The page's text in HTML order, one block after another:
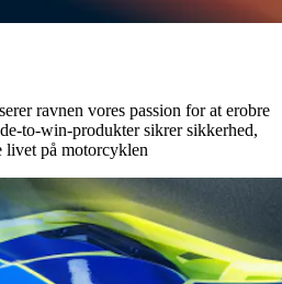
ravnen vores passion for at erobre
to-win-produkter sikrer sikkerhed,
livet på motorcyklen